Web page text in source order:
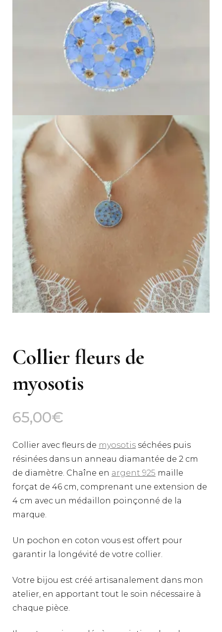
Collier fleurs de
myosotis
65,00€
Collier avec fleurs de myosotis séchées puis
résinées dans un anneau diamantée de 2 cm
de diamètre. Chaîne en argent 925 maille
forçat de 46 cm, comprenant une extension de
4 cm avec un médaillon poinçonné de la
marque.
Un pochon en coton vous est offert pour
garantir la longévité de votre collier.
Votre bijou est créé artisanalement dans mon
atelier, en apportant tout le soin nécessaire à
chaque pièce.